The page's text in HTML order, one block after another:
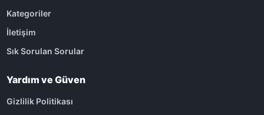
Kategoriler
İletişim
Sık Sorulan Sorular
Yardım ve Güven
Gizlilik Politikası